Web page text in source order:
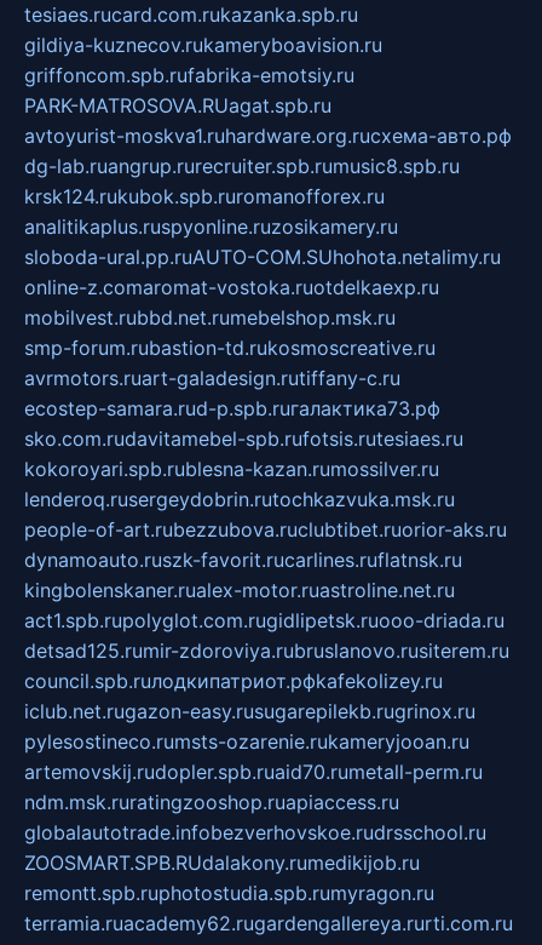
tesiaes.rucard.com.rukazanka.spb.ru
gildiya-kuznecov.rukameryboavision.ru
griffoncom.spb.rufabrika-emotsiy.ru
PARK-MATROSOVA.RUagat.spb.ru
avtoyurist-moskva1.ruhardware.org.ruсхема-авто.рф
dg-lab.ruangrup.rurecruiter.spb.rumusic8.spb.ru
krsk124.rukubok.spb.ruromanofforex.ru
analitikaplus.ruspyonline.ruzosikamery.ru
sloboda-ural.pp.ruAUTO-COM.SUhohota.netalimy.ru
online-z.comaromat-vostoka.ruotdelkaexp.ru
mobilvest.rubbd.net.rumebelshop.msk.ru
smp-forum.rubastion-td.rukosmoscreative.ru
avrmotors.ruart-galadesign.rutiffany-c.ru
ecostep-samara.rud-p.spb.ruгалактика73.рф
sko.com.rudavitamebel-spb.rufotsis.rutesiaes.ru
kokoroyari.spb.rublesna-kazan.rumossilver.ru
lenderoq.rusergeydobrin.rutochkazvuka.msk.ru
people-of-art.rubezzubova.ruclubtibet.ruorior-aks.ru
dynamoauto.ruszk-favorit.rucarlines.ruflatnsk.ru
kingbolenskaner.rualex-motor.ruastroline.net.ru
act1.spb.rupolyglot.com.rugidlipetsk.ruooo-driada.ru
detsad125.rumir-zdoroviya.rubruslanovo.rusiterem.ru
council.spb.ruлодкипатриот.рфkafekolizey.ru
iclub.net.rugazon-easy.rusugarepilekb.rugrinox.ru
pylesostineco.rumsts-ozarenie.rukameryjooan.ru
artemovskij.rudopler.spb.ruaid70.rumetall-perm.ru
ndm.msk.ruratingzooshop.ruapiaccess.ru
globalautotrade.infobezverhovskoe.rudrsschool.ru
ZOOSMART.SPB.RUdalakony.rumedikijob.ru
remontt.spb.ruphotostudia.spb.rumyragon.ru
terramia.ruacademy62.rugardengallereya.rurti.com.ru